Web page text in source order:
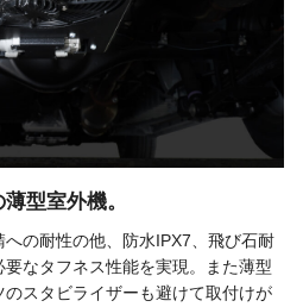
型室外機。
の耐性の他、防水IPX7、飛び石耐
なタフネス性能を実現。また薄型
スタビライザーも避けて取付けが